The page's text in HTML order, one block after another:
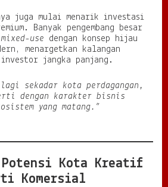
juga mulai menarik investasi
Banyak pengembang besar
mixed-use dengan konsep hijau
menargetkan kalangan
investor jangka panjang.
lagi sekadar kota perdagangan,
dengan karakter bisnis
yang matang.”
Potensi Kota Kreatif
Komersial